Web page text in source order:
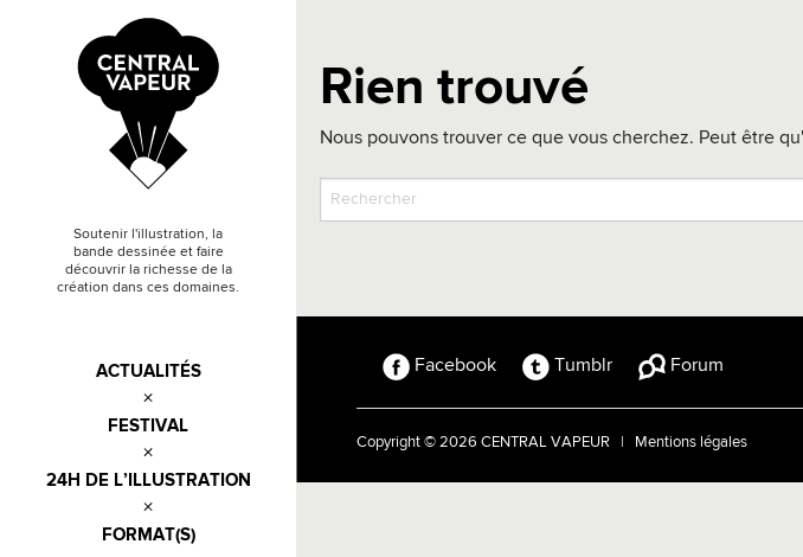
Soutenir l'illustration, la
bande dessinée et faire
découvrir la richesse de la
création dans ces domaines.
ACTUALITÉS
FESTIVAL
24H DE L’ILLUSTRATION
FORMAT(S)
Rien trouvé
Nous pouvons trouver ce que vous cherchez. Peut être
Facebook Tumblr Forum
Copyright © 2026 CENTRAL VAPEUR | Mentions légales